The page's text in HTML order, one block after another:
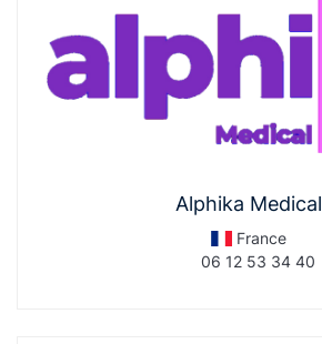
Alphika Medical
France
06 12 53 34 40